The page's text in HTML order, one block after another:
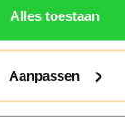
Alles toestaan
Aanpassen
8224 AA Lelystad
06-57276080
info@bespanracket.nl